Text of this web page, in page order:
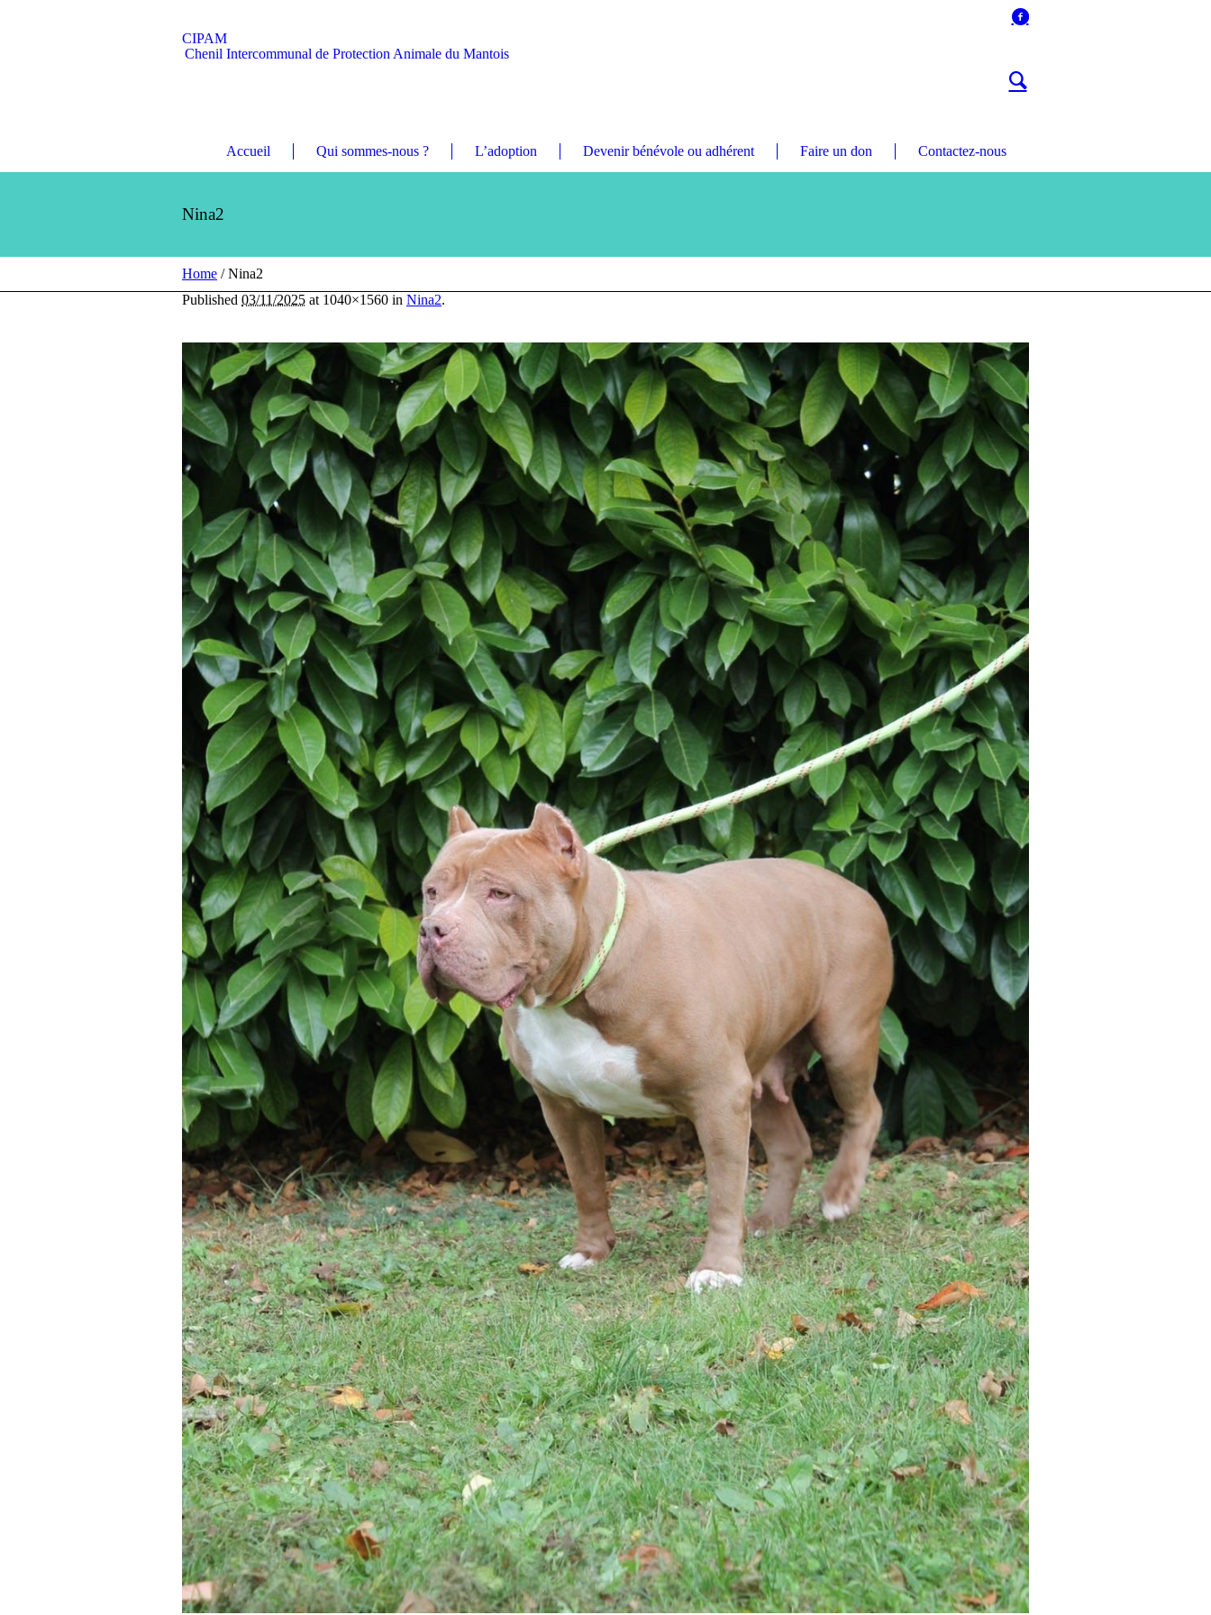
CIPAM
Chenil Intercommunal de Protection Animale du Mantois
Accueil Qui sommes-nous ? L’adoption Devenir bénévole ou adhérent Faire un don Contactez-nous
Nina2
Home /Nina2
Published 03/11/2025 at 1040×1560 in Nina2.